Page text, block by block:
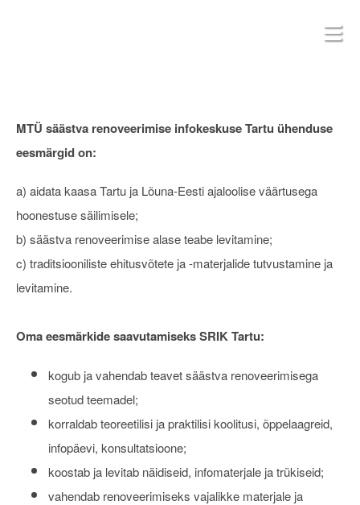
MTÜ säästva renoveerimise infokeskuse Tartu ühenduse
eesmärgid on:
a) aidata kaasa Tartu ja Lõuna-Eesti ajaloolise väärtusega
hoonestuse säilimisele;
b) säästva renoveerimise alase teabe levitamine;
c) traditsiooniliste ehitusvõtete ja -materjalide tutvustamine ja
levitamine.
Oma eesmärkide saavutamiseks SRIK Tartu:
kogub ja vahendab teavet säästva renoveerimisega
seotud teemadel;
korraldab teoreetilisi ja praktilisi koolitusi, õppelaagreid,
infopäevi, konsultatsioone;
koostab ja levitab näidiseid, infomaterjale ja trükiseid;
vahendab renoveerimiseks vajalikke materjale ja